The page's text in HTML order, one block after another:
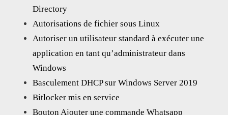
Directory
Autorisations de fichier sous Linux
Autoriser un utilisateur standard à exécuter une
application en tant qu’administrateur dans
Windows
Basculement DHCP sur Windows Server 2019
Bitlocker mis en service
Bouton Ajouter une commande Whatsapp